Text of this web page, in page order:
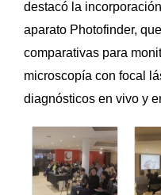
destacó la
aparato Photofinder,
comparativas para
microscopía con focal
diagnósticos en vivo y